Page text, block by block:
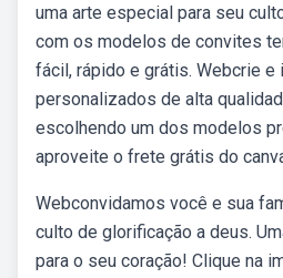
uma arte especial para seu
com os modelos de convites
fácil, rápido e grátis. Webcrie e
personalizados de alta
escolhendo um dos modelos
aproveite o frete grátis do
Webconvidamos você e sua
culto de glorificação a deus.
para o seu coração! Clique na